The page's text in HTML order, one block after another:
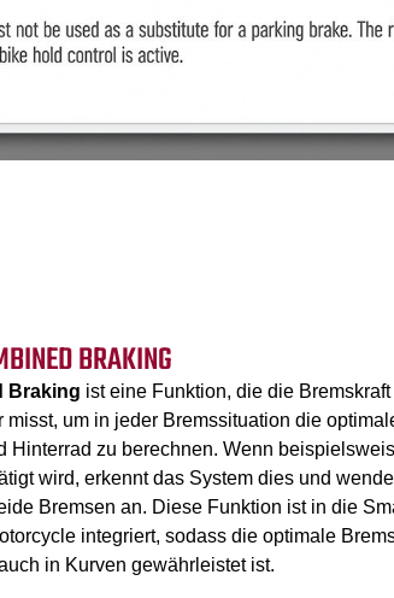
BRAKING
Braking ist eine Funktion, die die
um in jeder Bremssituation die
Hinterrad zu berechnen. Wenn
wird, erkennt das System dies und
Bremsen an. Diese Funktion ist in die
integriert, sodass die optimale
in Kurven gewährleistet ist.